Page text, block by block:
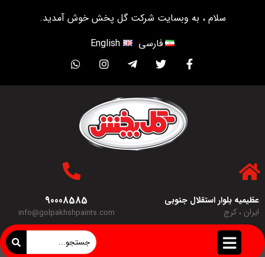
سلام ، به وبسایت شرکت گل پخش خوش آمدید.
فارسی
English
عظیمیه بلوار استقلال جنوبی
ایران ، کرج
90008585
info@golpakhshpaints.com